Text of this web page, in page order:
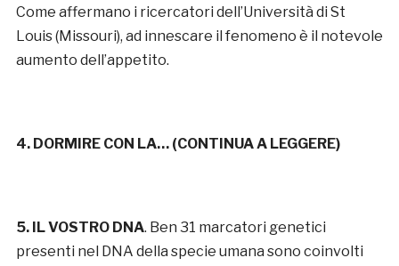
Come affermano i ricercatori dell’Università di St
Louis (Missouri), ad innescare il fenomeno è il notevole
aumento dell’appetito.
4. DORMIRE CON LA… (CONTINUA A LEGGERE)
5. IL VOSTRO DNA. Ben 31 marcatori genetici
presenti nel DNA della specie umana sono coinvolti